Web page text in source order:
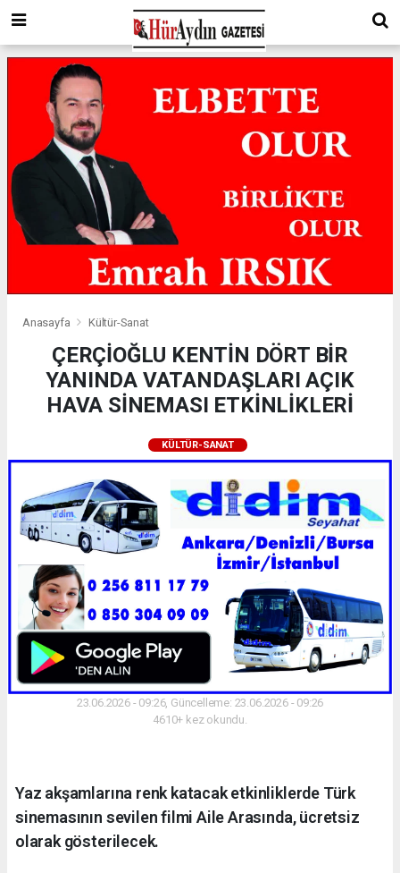
Anasayfa Kültür-Sanat
ÇERÇİOĞLU KENTİN DÖRT BİR
YANINDA VATANDAŞLARI AÇIK
HAVA SİNEMASI ETKİNLİKLERİ
KÜLTÜR-SANAT
23.06.2026 - 09:26, Güncelleme: 23.06.2026 - 09:26
4610+ kez okundu.
Yaz akşamlarına renk katacak etkinliklerde Türk
sinemasının sevilen filmi Aile Arasında, ücretsiz
olarak gösterilecek.